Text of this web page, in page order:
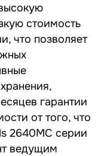
стоимость
что позволяет
гарантии
от того, что
2640MC серии
ведущим